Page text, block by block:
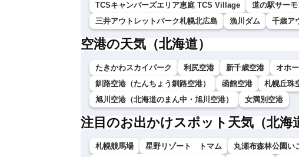
TCSキャンパーズエリア恵庭 TCS Village
道の駅サー
三井アウトレットパーク札幌北広島
漁川ダム 千歳ア
空港の天気（北海道）
たきかわスカイパーク 利尻空港 新千歳空港 オホ
釧路空港（たんちょう釧路空港）
函館空港 札幌丘珠
旭川空港（北海道のまん中・旭川空港）
女満別空港
注目のお出かけスポット天気（北海
札幌競馬場 星野リゾート トマム
丸瀬布森林公園い